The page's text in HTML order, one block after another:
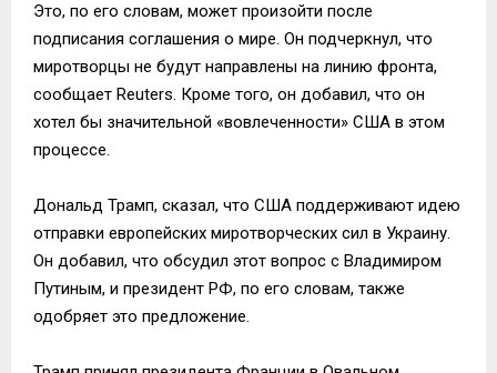
Это, по его словам, может произойти после
подписания соглашения о мире. Он подчеркнул, что
миротворцы не будут направлены на линию фронта,
сообщает Reuters. Кроме того, он добавил, что он
хотел бы значительной «вовлеченности» США в этом
процессе.
Дональд Трамп, сказал, что США поддерживают идею
отправки европейских миротворческих сил в Украину.
Он добавил, что обсудил этот вопрос с Владимиром
Путиным, и президент РФ, по его словам, также
одобряет это предложение.